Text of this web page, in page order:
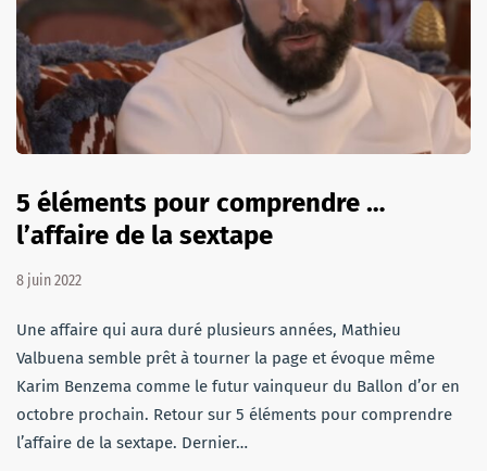
5 éléments pour comprendre …
l’affaire de la sextape
8 juin 2022
Une affaire qui aura duré plusieurs années, Mathieu
Valbuena semble prêt à tourner la page et évoque même
Karim Benzema comme le futur vainqueur du Ballon d’or en
octobre prochain. Retour sur 5 éléments pour comprendre
l’affaire de la sextape. Dernier…